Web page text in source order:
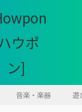
音楽・楽器 遊